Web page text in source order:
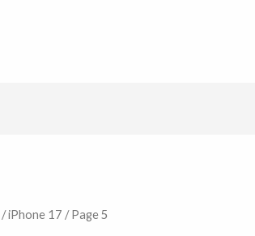
iPhone 17 / Page 5